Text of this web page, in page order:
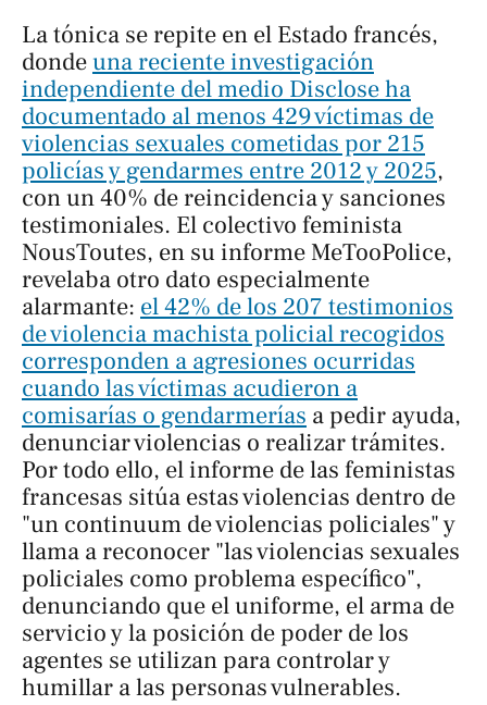
La tónica se repite en el Estado francés,
dondeuna reciente investigación
independiente del medio Discloseha
documentado al menos 429 víctimas de
violencias sexuales cometidas por 215
policías y gendarmes entre 2012 y 2025,
con un 40% de reincidencia y sanciones
testimoniales. El colectivo feminista
NousToutes, en su informeMeTooPolice,
revelaba otro dato especialmente
alarmante: el 42% de los 207 testimonios
de violencia machista policial recogidos
corresponden a agresiones ocurridas
cuando las víctimas acudieron a
comisarías o gendarmerías a pedir ayuda,
denunciar violencias o realizar trámites.
Por todo ello, el informe de las feministas
francesas sitúa estas violencias dentro de
"un continuum de violencias policiales" y
llama a reconocer "las violencias sexuales
policiales como problema específico",
denunciando que el uniforme, el arma de
servicio y la posición de poder de los
agentes se utilizan para controlar y
humillar a las personas vulnerables.